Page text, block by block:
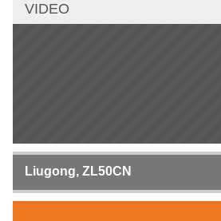
VIDEO
Liugong, ZL50CN